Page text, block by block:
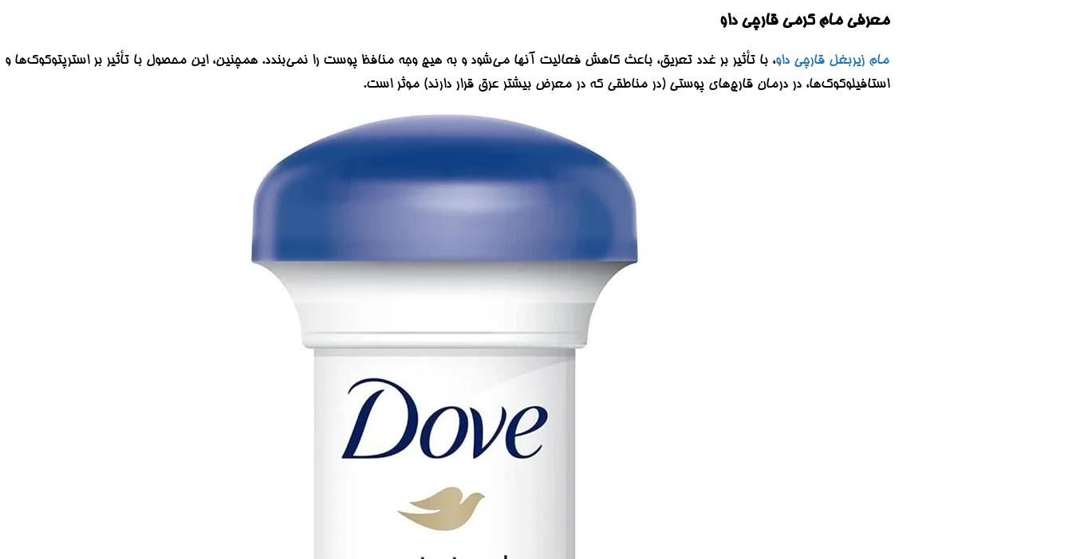
معرفیمام کرمی قارچی داو
مام زیربغل قارچی داو، با تأثیر بر غدد تعریق، باعث کاهش فعالیت آنها می‌شود و به هیچ وجه منافظ پوست را نمی‌بندد. همچنین، این محصول با تأثیر بر استرپتوکوک‌ها و
استافیلوکوک‌ها، در درمان قارچ‌های پوستی (در مناطقی که در معرض بیشتر عرق قرار دارند) موثر است.